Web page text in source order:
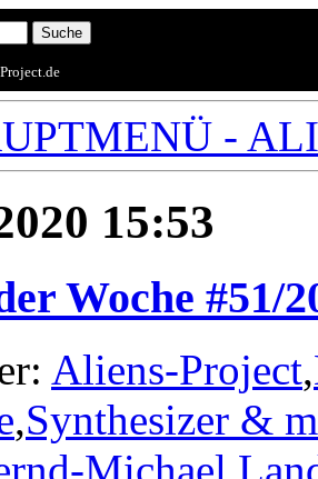
-
15:53
Woche
Aliens-Project,
,Synthesizer &
Michael